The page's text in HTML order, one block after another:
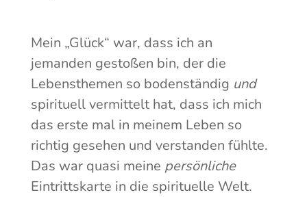
Mein „Glück“ war, dass ich an
jemanden gestoßen bin, der die
Lebensthemen so bodenständig und
spirituell vermittelt hat, dass ich mich
das erste mal in meinem Leben so
richtig gesehen und verstanden fühlte.
Das war quasi meine persönliche
Eintrittskarte in die spirituelle Welt.